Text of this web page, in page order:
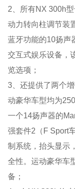
2、所有NX 300h
动力转向柱调节装
蓝牙功能的10扬声
交互式娱乐设备，
览选项；
3、还提供了两个
动豪华车型均为
一个14扬声器的
强套件2（F Sport
制系统，抬头显示
全性。运动豪华车
备；